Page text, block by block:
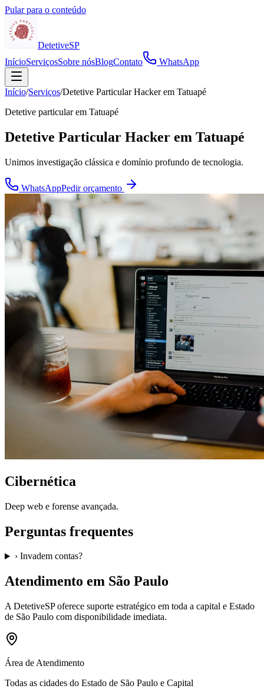
Pular para o conteúdo
DetetiveSP
InícioServiçosSobre nósBlogContato WhatsApp
Início/Serviços/Detetive Particular Hacker em Tatuapé
Detetive particular em Tatuapé
Detetive Particular Hacker em Tatuapé
Unimos investigação clássica e domínio profundo de tecnologia.
WhatsAppPedir orçamento
Cibernética
Deep web e forense avançada.
Perguntas frequentes
› Invadem contas?
Atendimento em São Paulo
A DetetiveSPoferece suporte estratégico em toda a capital e Estado
de São Paulo com disponibilidade imediata.
Área de Atendimento
Todas as cidades do Estado de São Paulo e Capital